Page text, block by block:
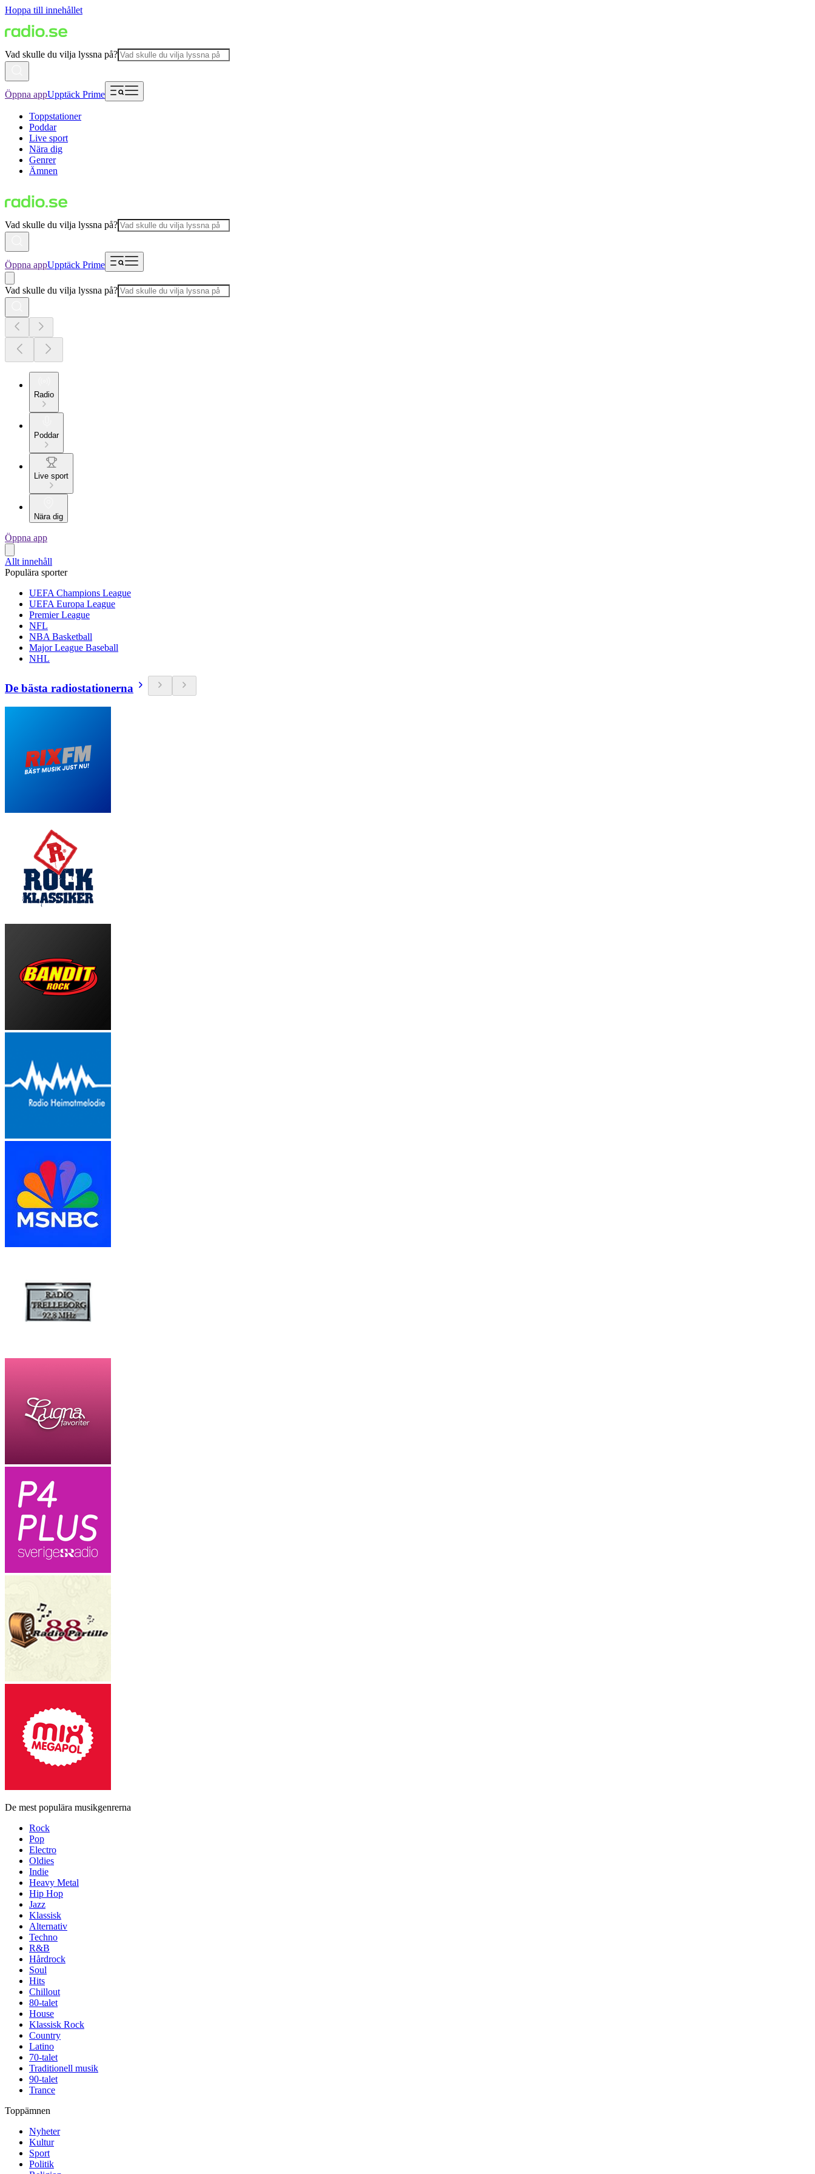
Hoppa till innehållet
Vad skulle du vilja lyssna på?
Öppna appUpptäck Prime
Toppstationer
Poddar
Live sport
Nära dig
Genrer
Ämnen
Vad skulle du vilja lyssna på?
Öppna appUpptäck Prime
Vad skulle du vilja lyssna på?
Radio
Poddar
Live sport
Nära dig
Öppna app
Allt innehåll
Populära sporter
UEFA Champions League
UEFA Europa League
Premier League
NFL
NBA Basketball
Major League Baseball
NHL
De bästa radiostationerna
De mest populära musikgenrerna
Rock
Pop
Electro
Oldies
Indie
Heavy Metal
Hip Hop
Jazz
Klassisk
Alternativ
Techno
R&B
Hårdrock
Soul
Hits
Chillout
80-talet
House
Klassisk Rock
Country
Latino
70-talet
Traditionell musik
90-talet
Trance
Toppämnen
Nyheter
Kultur
Sport
Politik